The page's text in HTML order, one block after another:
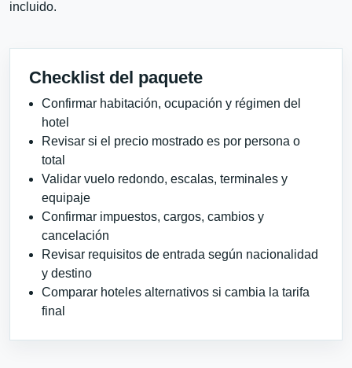
incluido.
Checklist del paquete
Confirmar habitación, ocupación y régimen del
hotel
Revisar si el precio mostrado es por persona o
total
Validar vuelo redondo, escalas, terminales y
equipaje
Confirmar impuestos, cargos, cambios y
cancelación
Revisar requisitos de entrada según nacionalidad
y destino
Comparar hoteles alternativos si cambia la tarifa
final